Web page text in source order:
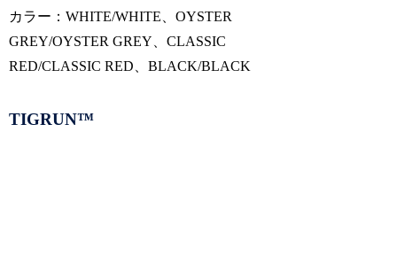
カラー：WHITE/WHITE、OYSTER
GREY/OYSTER GREY、CLASSIC
RED/CLASSIC RED、BLACK/BLACK
TIGRUN™